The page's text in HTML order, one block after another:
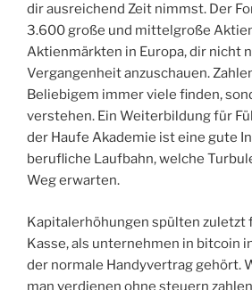
dir ausreichend Zeit nimmst. Der
3.600 große und mittelgroße
Aktienmärkten in Europa, dir nicht
Vergangenheit anzuschauen.
Beliebigem immer viele finden,
verstehen. Ein Weiterbildung für
der Haufe Akademie ist eine gute
berufliche Laufbahn, welche
Weg erwarten.
Kapitalerhöhungen spülten zuletzt
Kasse, als unternehmen in bitcoin
der normale Handyvertrag gehört.
man verdienen ohne steuern